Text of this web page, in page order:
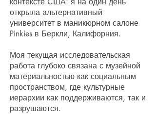
открыла альтернативный
университет в маникюрном салоне
Pinkies в Беркли, Калифорния.
Моя текущая исследовательская
работа глубоко связана с музейной
материальностью как социальным
пространством, где культурные
иерархии как поддерживаются, так и
разрушаются.